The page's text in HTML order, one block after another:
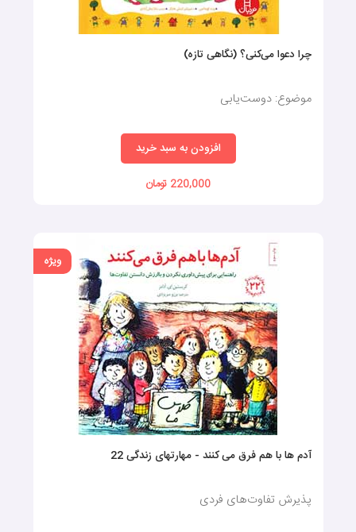
چرا دعوا می‌‌کنی؟ (نگاهی تازه)
موضوع: دوست‌یابی
افزودن به سبد خرید
220,000 تومان
ویژه
آدم ها با هم فرق می کنند - مهارتهای زندگی 22
پذیرش تفاوت‌های فردی